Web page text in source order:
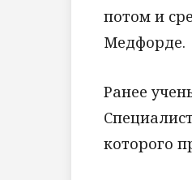
потом и
Медфорде.
Ранее
которого